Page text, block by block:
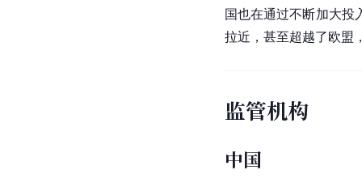
国也在通过不断加大投
拉近，甚至超越了欧盟
监管机构
中国